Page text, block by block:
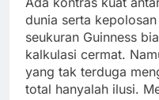
dunia serta
seukuran Guinness
kalkulasi cermat.
yang tak terduga
total hanyalah ilusi.